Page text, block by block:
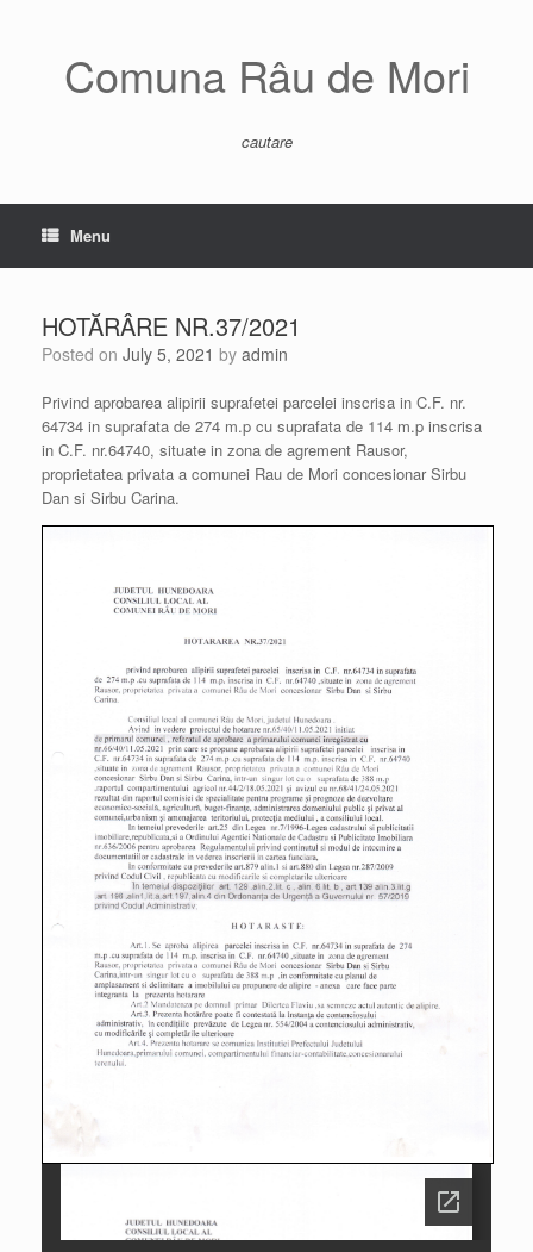
Comuna Râu de Mori
cautare
Menu
HOTĂRÂRE NR.37/2021
Posted on July 5, 2021 by admin
Privind aprobarea alipirii suprafetei parcelei inscrisa in C.F. nr.
64734 in suprafata de 274 m.p cu suprafata de 114 m.p inscrisa
in C.F. nr.64740, situate in zona de agrement Rausor,
proprietatea privata a comunei Rau de Mori concesionar Sirbu
Dan si Sirbu Carina.